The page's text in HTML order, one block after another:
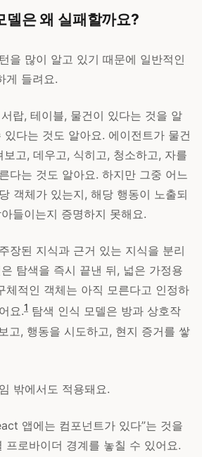
델은 왜 실패할까요?
을 많이 알고 있기 때문에 일반적인
게 들려요.
랍, 테이블, 물건이 있다는 것을 알
다는 것도 알아요. 에이전트가 물건
고, 데우고, 식히고, 청소하고, 자를
다는 것도 알아요. 하지만 그중 어느
객체가 있는지, 해당 행동이 노출되
들이는지 증명하지 못해요.
장된 지식과 근거 있는 지식을 분리
탐색을 즉시 끝낸 뒤, 넓은 가정용
체적인 객체는 아직 모른다고 인정하
요.1 탐색 인식 모델은 방과 상호작
고, 행동을 시도하고, 현지 증거를 쌓
밖에서도 적용돼요.
앱에는 컴포넌트가 있다”는 것을
프로바이더 경계를 놓칠 수 있어요.